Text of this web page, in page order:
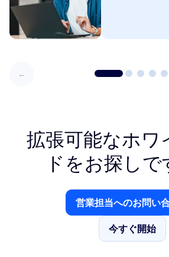
拡張可能なホワ
ドをお探しで
営業担当へのお問い
営業担当へのお問い
今すぐ開始
今すぐ開始